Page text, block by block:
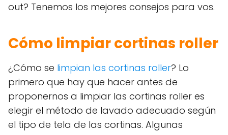
out? Tenemos los mejores consejos para vos.
Cómo limpiar cortinas roller
¿Cómo se limpian las cortinas roller? Lo
primero que hay que hacer antes de
proponernos a limpiar las cortinas roller es
elegir el método de lavado adecuado según
el tipo de tela de las cortinas. Algunas